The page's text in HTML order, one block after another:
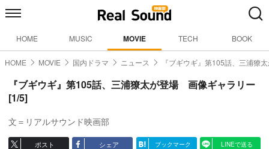
HOME MUSIC MOVIE TECH BOOK
HOME MOVIE 国内ドラマ ニュース 『ブギウギ』第105話、三浦獠
『ブギウギ』第105話、三浦獠太が登場 画像ギャラリー
[1/5]
文＝リアルサウンド映画部
ポスト シェア ブックマーク LINEで送る